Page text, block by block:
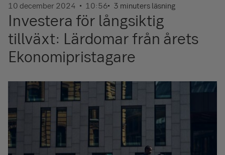
10 december 2024 10:56 3 minuters läsning
Investera för långsiktig
tillväxt: Lärdomar från årets
Ekonomipristagare